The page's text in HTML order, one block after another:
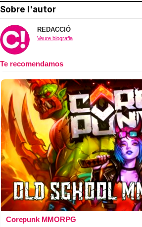
Sobre l'autor
REDACCIÓ
Veure biografia
Corepunk MMORPG